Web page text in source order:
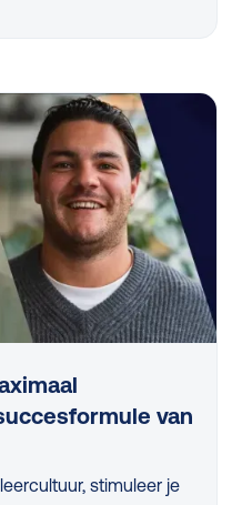
inzichten op een rij.
van
stimuleer je